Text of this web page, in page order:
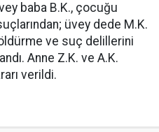
baba B.K., çocuğu
üvey dede M.K.
ve suç delillerini
Anne Z.K. ve A.K.
verildi.